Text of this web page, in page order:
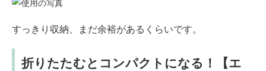
すっきり収納、まだ余裕があるくらいです。
折りたたむとコンパクトになる！【エ